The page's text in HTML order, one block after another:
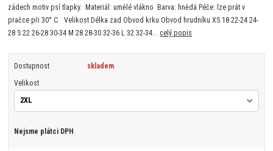
zádech motiv psí tlapky. Materiál: umělé vlákno Barva: hnědá Péče: lze prát v
pračce při 30° C Velikost Délka zad Obvod krku Obvod hrudníku XS 18 22-24 24-
28 S 22 26-28 30-34 M 28 28-30 32-36 L 32 32-34...celý popis
Dostupnost skladem
Velikost
Nejsme plátci DPH